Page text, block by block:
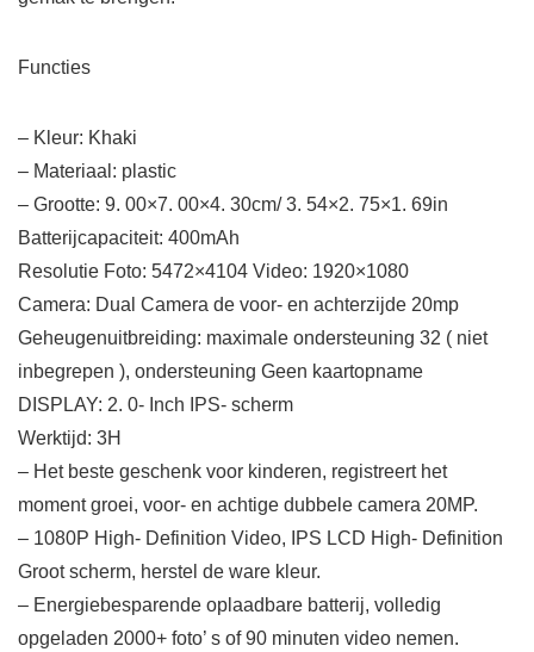
Functies
– Kleur: Khaki
– Materiaal: plastic
– Grootte: 9. 00×7. 00×4. 30cm/ 3. 54×2. 75×1. 69in
Batterijcapaciteit: 400mAh
Resolutie Foto: 5472×4104 Video: 1920×1080
Camera: Dual Camera de voor- en achterzijde 20mp
Geheugenuitbreiding: maximale ondersteuning 32 ( niet
inbegrepen ), ondersteuning Geen kaartopname
DISPLAY: 2. 0- Inch IPS- scherm
Werktijd: 3H
– Het beste geschenk voor kinderen, registreert het
moment groei, voor- en achtige dubbele camera 20MP.
– 1080P High- Definition Video, IPS LCD High- Definition
Groot scherm, herstel de ware kleur.
– Energiebesparende oplaadbare batterij, volledig
opgeladen 2000+ foto’ s of 90 minuten video nemen.